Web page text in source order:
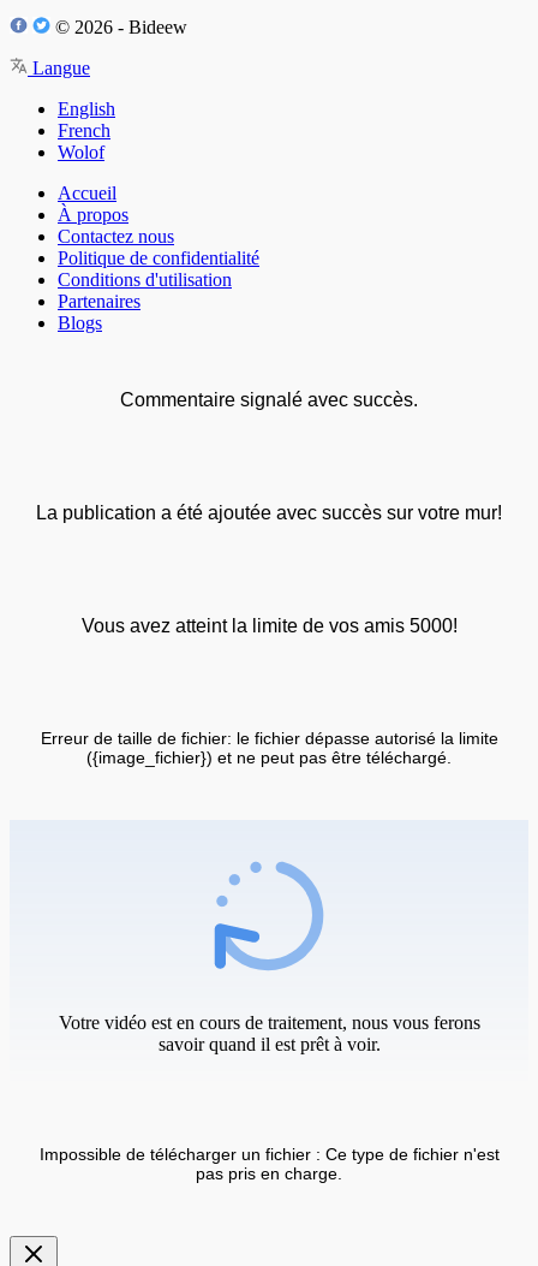
© 2026 - Bideew
Langue
English
French
Wolof
Accueil
À propos
Contactez nous
Politique de confidentialité
Conditions d'utilisation
Partenaires
Blogs
Commentaire signalé avec succès.
La publication a été ajoutée avec succès sur votre mur!
Vous avez atteint la limite de vos amis 5000!
Erreur de taille de fichier: le fichier dépasse autorisé la limite
({image_fichier}) et ne peut pas être téléchargé.
Votre vidéo est en cours de traitement, nous vous ferons
savoir quand il est prêt à voir.
Impossible de télécharger un fichier : Ce type de fichier n'est
pas pris en charge.